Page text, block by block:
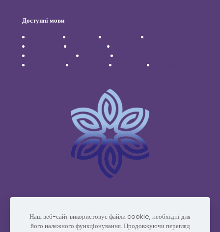
Доступні мови
Наш веб-сайт використовує файли cookie, необхідні для
його належного функціонування. Продовжуючи перегляд